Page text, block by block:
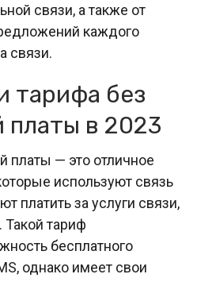
связи, а также от
каждого
связи.
тарифа без
платы в 2023
платы — это отличное
используют связь
платить за услуги связи,
тариф
бесплатного
однако имеет свои